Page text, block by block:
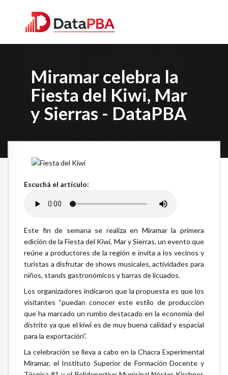
Miramar celebra la
Fiesta del Kiwi, Mar
y Sierras - DataPBA
Escuchá el artículo:
Este fin de semana se realiza en Miramar la primera
edición de la Fiesta del Kiwi, Mar y Sierras, un evento que
reúne a productores de la región e invita a los vecinos y
turistas a disfrutar de shows musicales, actividades para
niños, stands gastronómicos y barras de licuados.
Los organizadores indicaron que la propuesta es que los
visitantes “puedan conocer este estilo de producción
que ha marcado un rumbo destacado en la economía del
distrito ya que el kiwi es de muy buena calidad y espacial
para la exportación”.
La celebración se lleva a cabo en la Chacra Experimental
Miramar, el Instituto Superior de Formación Docente y